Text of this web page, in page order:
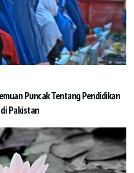
Puncak Tentang Pendidikan
Pakistan